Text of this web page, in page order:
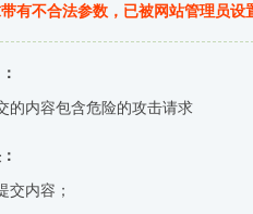
有不合法参数，已被网站管理员设
的内容包含危险的攻击请求
交内容；